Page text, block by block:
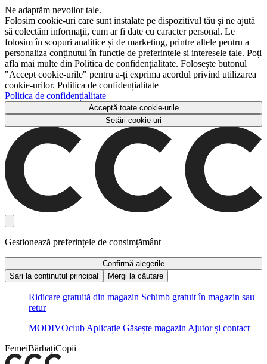
Ne adaptăm nevoilor tale.
Folosim cookie-uri care sunt instalate pe dispozitivul tău și ne ajută
să colectăm informații, cum ar fi date cu caracter personal. Le
folosim în scopuri analitice și de marketing, printre altele pentru a
personaliza conținutul în funcție de preferințele și interesele tale. Poți
afla mai multe din Politica de confidențialitate. Folosește butonul
"Accept cookie-urile" pentru a-ți exprima acordul privind utilizarea
cookie-urilor. Politica de confidențialitate
Politica de confidențialitate
Acceptă toate cookie-urile
Setări cookie-uri
Gestionează preferințele de consimțământ
Confirmă alegerile
Sari la conținutul principal
Mergi la căutare
Ridicare gratuită din magazin Schimb gratuit în magazin sau
retur
MODIVOclub Aplicație Găsește magazin Ajutor și contact
FemeiBărbațiCopii